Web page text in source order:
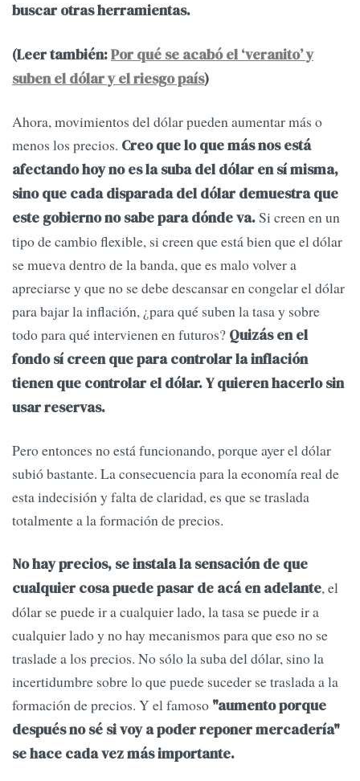
buscar otras herramientas.
(Leer también:Por qué se acabó el ‘veranito’ y
suben el dólar y el riesgo país)
Ahora, movimientos del dólar pueden aumentar más o
menos los precios. Creo que lo que más nos está
afectando hoy no es la suba del dólar en sí misma,
sino que cada disparada del dólar demuestra que
este gobierno no sabe para dónde va.Si creen en un
tipo de cambio flexible, si creen que está bien que el dólar
se mueva dentro de la banda, que es malo volver a
apreciarse y que no se debe descansar en congelar el dólar
para bajar la inflación, ¿para qué suben la tasa y sobre
todo para qué intervienen en futuros? Quizás en el
fondo sí creen que para controlar la inflación
tienen que controlar el dólar. Y quieren hacerlo sin
usar reservas.
Pero entonces no está funcionando, porque ayer el dólar
subió bastante. La consecuencia para la economía real de
esta indecisión y falta de claridad, es que se traslada
totalmente a la formación de precios.
No hay precios, se instala la sensación de que
cualquier cosa puede pasar de acá en adelante, el
dólar se puede ir a cualquier lado, la tasa se puede ir a
cualquier lado y no hay mecanismos para que eso no se
traslade a los precios. No sólo la suba del dólar, sino la
incertidumbre sobre lo que puede suceder se traslada a la
formación de precios. Y el famoso "aumento porque
después no sé si voy a poder reponer mercadería"
se hace cada vez más importante.